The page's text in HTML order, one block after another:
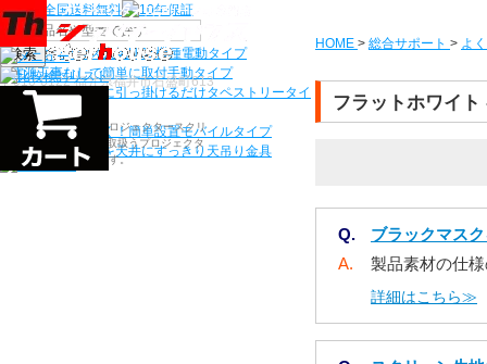
検索
HOME > 総合サポート > よ
フラットホワイ
Q.
ブラックマス
A.
製品素材の仕
詳細はこちら≫
機種から選ぶ
シアターハウス人気NO1機種電動タイプ
電源工事なしで簡単に取付手動タイプ
ネジ付きフックに引っ掛けるだけタペストリータイ
持ち運びらくらく！簡単設置モバイルタイプ
プロジェクターを天井にすっきり 天吊り金具
〒910-0122 福井県福井市石盛町613
シアターハウスは、プロジェクタースクリ
ーンを全部で500以上取扱うプロジェクタ
ースクリーン専門店です。